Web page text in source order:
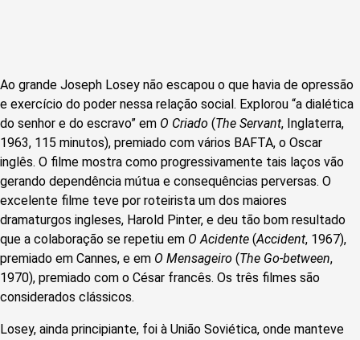
Ao grande Joseph Losey não escapou o que havia de opressão
e exercício do poder nessa relação social. Explorou “a dialética
do senhor e do escravo” em O Criado (The Servant, Inglaterra,
1963, 115 minutos), premiado com vários BAFTA, o Oscar
inglês. O filme mostra como progressivamente tais laços vão
gerando dependência mútua e consequências perversas. O
excelente filme teve por roteirista um dos maiores
dramaturgos ingleses, Harold Pinter, e deu tão bom resultado
que a colaboração se repetiu em O Acidente (Accident, 1967),
premiado em Cannes, e em O Mensageiro (The Go-between,
1970), premiado com o César francês. Os três filmes são
considerados clássicos.
Losey, ainda principiante, foi à União Soviética, onde manteve